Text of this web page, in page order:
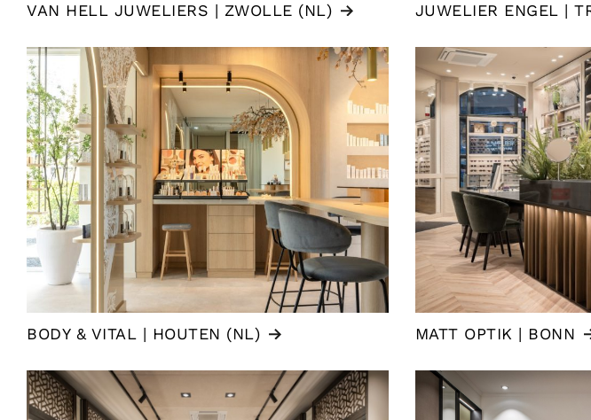
VAN HELL JUWELIERS | ZWOLLE (NL) JUWELIER ENGEL |
BODY & VITAL | HOUTEN (NL) MATT OPTIK | BONN